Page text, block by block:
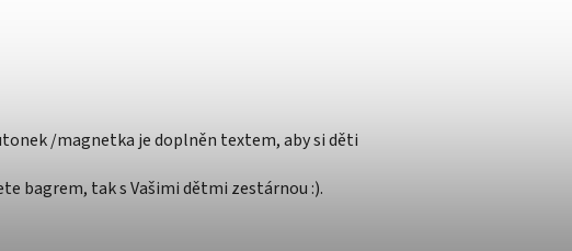
/magnetka je doplněn textem, aby si děti
bagrem, tak s Vašimi dětmi zestárnou :).